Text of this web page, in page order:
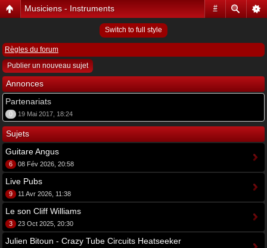
#
Musiciens - Instruments
Switch to full style
Règles du forum
Publier un nouveau sujet
Annonces
Partenariats
0 19 Mai 2017, 18:24
Sujets
Guitare Angus
6 08 Fév 2026, 20:58
Live Pubs
9 11 Avr 2026, 11:38
Le son Cliff Williams
3 23 Oct 2025, 20:30
Julien Bitoun - Crazy Tube Circuits Heatseeker